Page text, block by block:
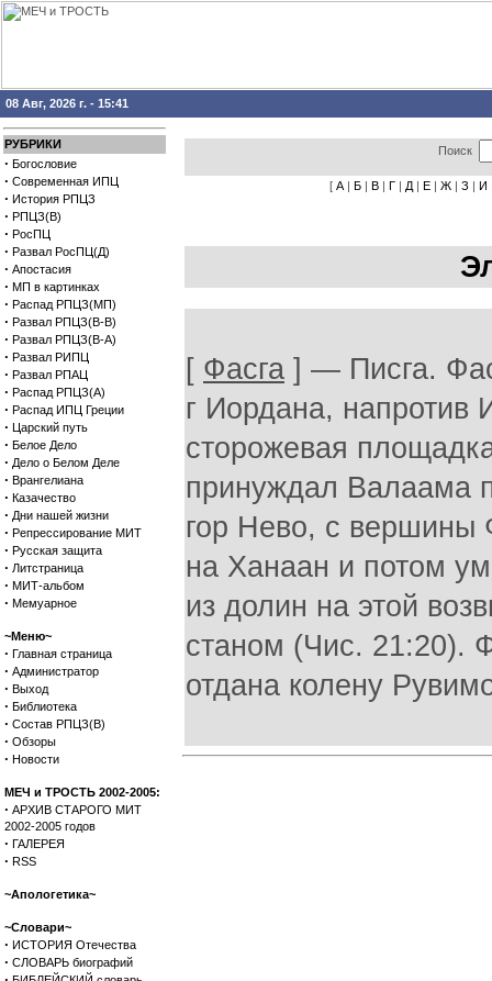
08 Авг, 2026 г. - 15:41
РУБРИКИ
· Богословие
· Современная ИПЦ
· История РПЦЗ
· РПЦЗ(В)
· РосПЦ
· Развал РосПЦ(Д)
· Апостасия
· МП в картинках
· Распад РПЦЗ(МП)
· Развал РПЦЗ(В-В)
· Развал РПЦЗ(В-А)
· Развал РИПЦ
· Развал РПАЦ
· Распад РПЦЗ(А)
· Распад ИПЦ Греции
· Царский путь
· Белое Дело
· Дело о Белом Деле
· Врангелиана
· Казачество
· Дни нашей жизни
· Репрессирование МИТ
· Русская защита
· Литстраница
· МИТ-альбом
· Мемуарное
~Меню~
· Главная страница
· Администратор
· Выход
· Библиотека
· Состав РПЦЗ(В)
· Обзоры
· Новости
МЕЧ и ТРОСТЬ 2002-2005:
· АРХИВ СТАРОГО МИТ
2002-2005 годов
· ГАЛЕРЕЯ
· RSS
~Апологетика~
~Словари~
· ИСТОРИЯ Отечества
· СЛОВАРЬ биографий
Поиск
[ А | Б | В | Г | Д | Е | Ж | З | И
[ Фасга ] — Писга.
г Иордана, напротив
сторожевая
принуждал Валаама
гор Нево, с вершины
на Ханаан и потом
из долин на этой
станом (Чис. 21:20).
отдана колену